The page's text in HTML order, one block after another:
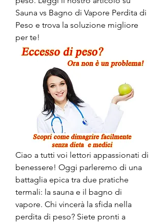
Sauna vs Bagno di Vapore Perdita di
Peso e trova la soluzione migliore
per te!
Ciao a tutti voi lettori appassionati di
benessere! Oggi parleremo di una
battaglia epica tra due pratiche
termali: la sauna e il bagno di
vapore. Chi vincerà la sfida nella
perdita di peso? Siete pronti a